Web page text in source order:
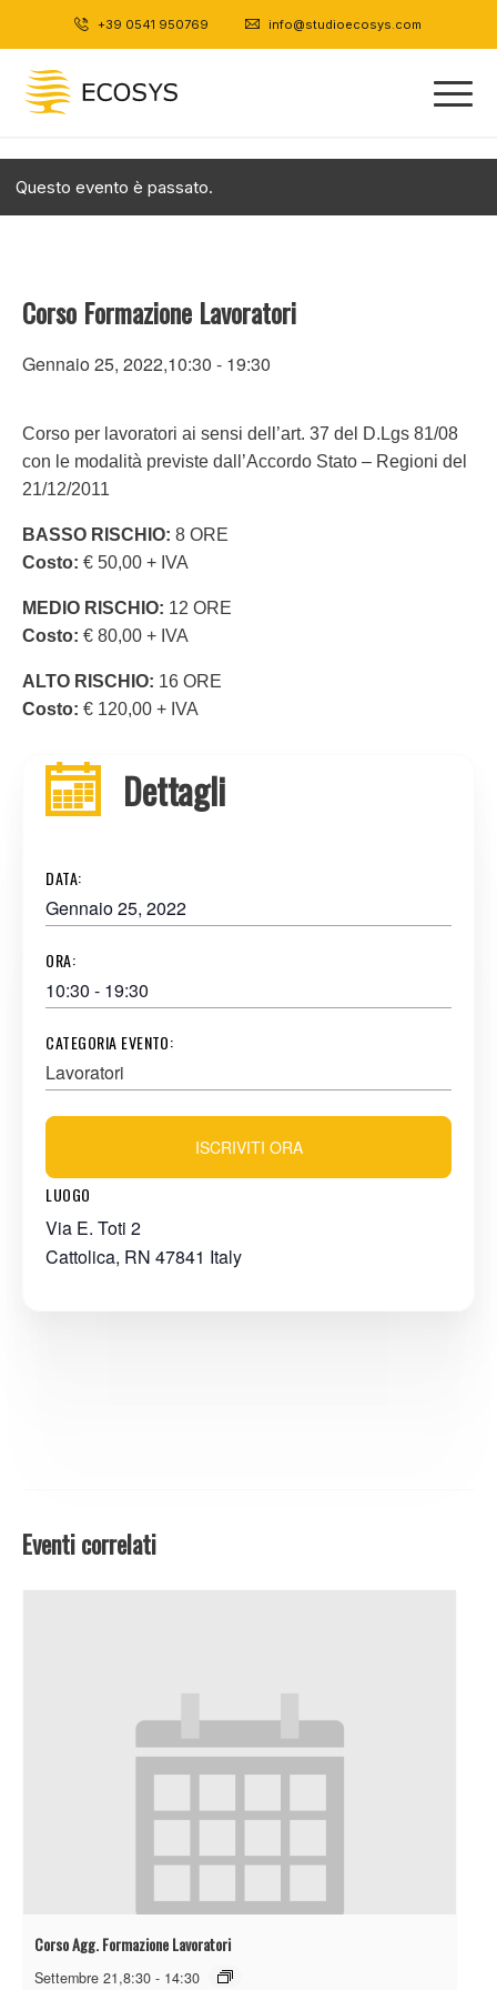
+39 0541 950769 info@studioecosys.com
Questo evento è passato.
Corso Formazione Lavoratori
Gennaio 25, 2022,10:30 - 19:30
Corso per lavoratori ai sensi dell’art. 37 del D.Lgs 81/08
con le modalità previste dall’Accordo Stato – Regioni del
21/12/2011
BASSO RISCHIO: 8 ORE
Costo: € 50,00 + IVA
MEDIO RISCHIO: 12 ORE
Costo: € 80,00 + IVA
ALTO RISCHIO: 16 ORE
Costo: € 120,00 + IVA
Dettagli
DATA:
Gennaio 25, 2022
ORA:
10:30 - 19:30
CATEGORIA EVENTO:
Lavoratori
LUOGO
Via E. Toti 2
Cattolica, RN 47841 Italy
ISCRIVITI ORA
Eventi correlati
Corso Agg. Formazione Lavoratori
Settembre 21,8:30 - 14:30